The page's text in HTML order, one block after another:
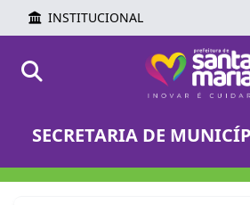
INSTITUCIONAL
SECRETARIA DE